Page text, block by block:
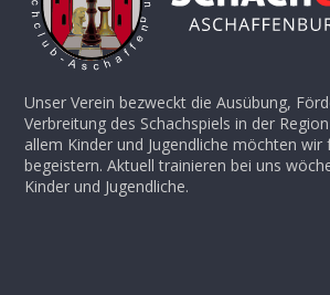
Unser Verein bezweckt die Ausübung,
Verbreitung des Schachspiels in der
allem Kinder und Jugendliche möchten wir
begeistern. Aktuell trainieren bei uns
Kinder und Jugendliche.